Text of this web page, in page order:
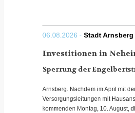
06.08.2026 - Stadt Arnsberg
Investitionen in
Sperrung der
Arnsberg. Nachdem im April mit
Versorgungsleitungen mit
kommenden Montag, 10. August,